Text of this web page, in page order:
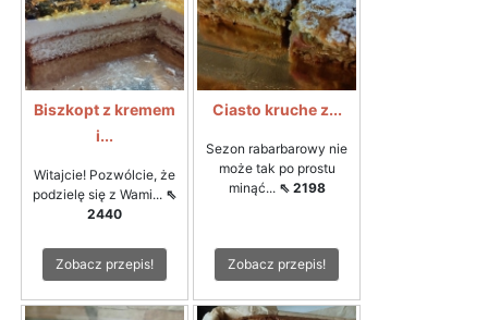
Biszkopt z kremem
i...
Witajcie! Pozwólcie, że
podzielę się z Wami... ⇖
2440
Zobacz przepis!
Ciasto kruche z...
Sezon rabarbarowy nie
może tak po prostu
minąć... ⇖ 2198
Zobacz przepis!